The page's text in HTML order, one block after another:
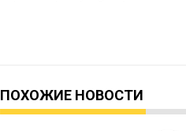
ПОХОЖИЕ НОВОСТИ